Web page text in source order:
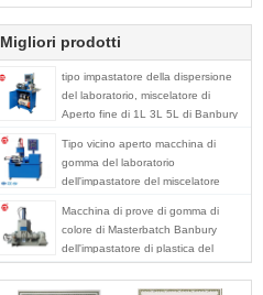
Migliori prodotti
tipo impastatore della dispersione
del laboratorio, miscelatore di
Aperto fine di 1L 3L 5L di Banbury
Tipo vicino aperto macchina di
gomma del laboratorio
dell'impastatore del miscelatore
Macchina di prove di gomma di
colore di Masterbatch Banbury
dell'impastatore di plastica del
miscelatore